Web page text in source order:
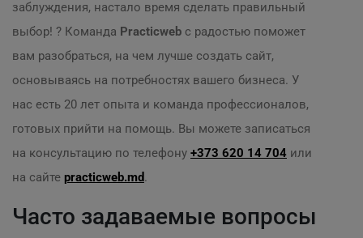
заблуждения, настало время сделать правильный
выбор! ? Команда Practicweb с радостью поможет
вам разобраться, на чем лучше создать сайт,
основываясь на потребностях вашего бизнеса. У
нас есть 20 лет опыта и команда профессионалов,
готовых прийти на помощь. Вы можете записаться
на консультацию по телефону +373 620 14 704 или
на сайте practicweb.md.
Часто задаваемые вопросы